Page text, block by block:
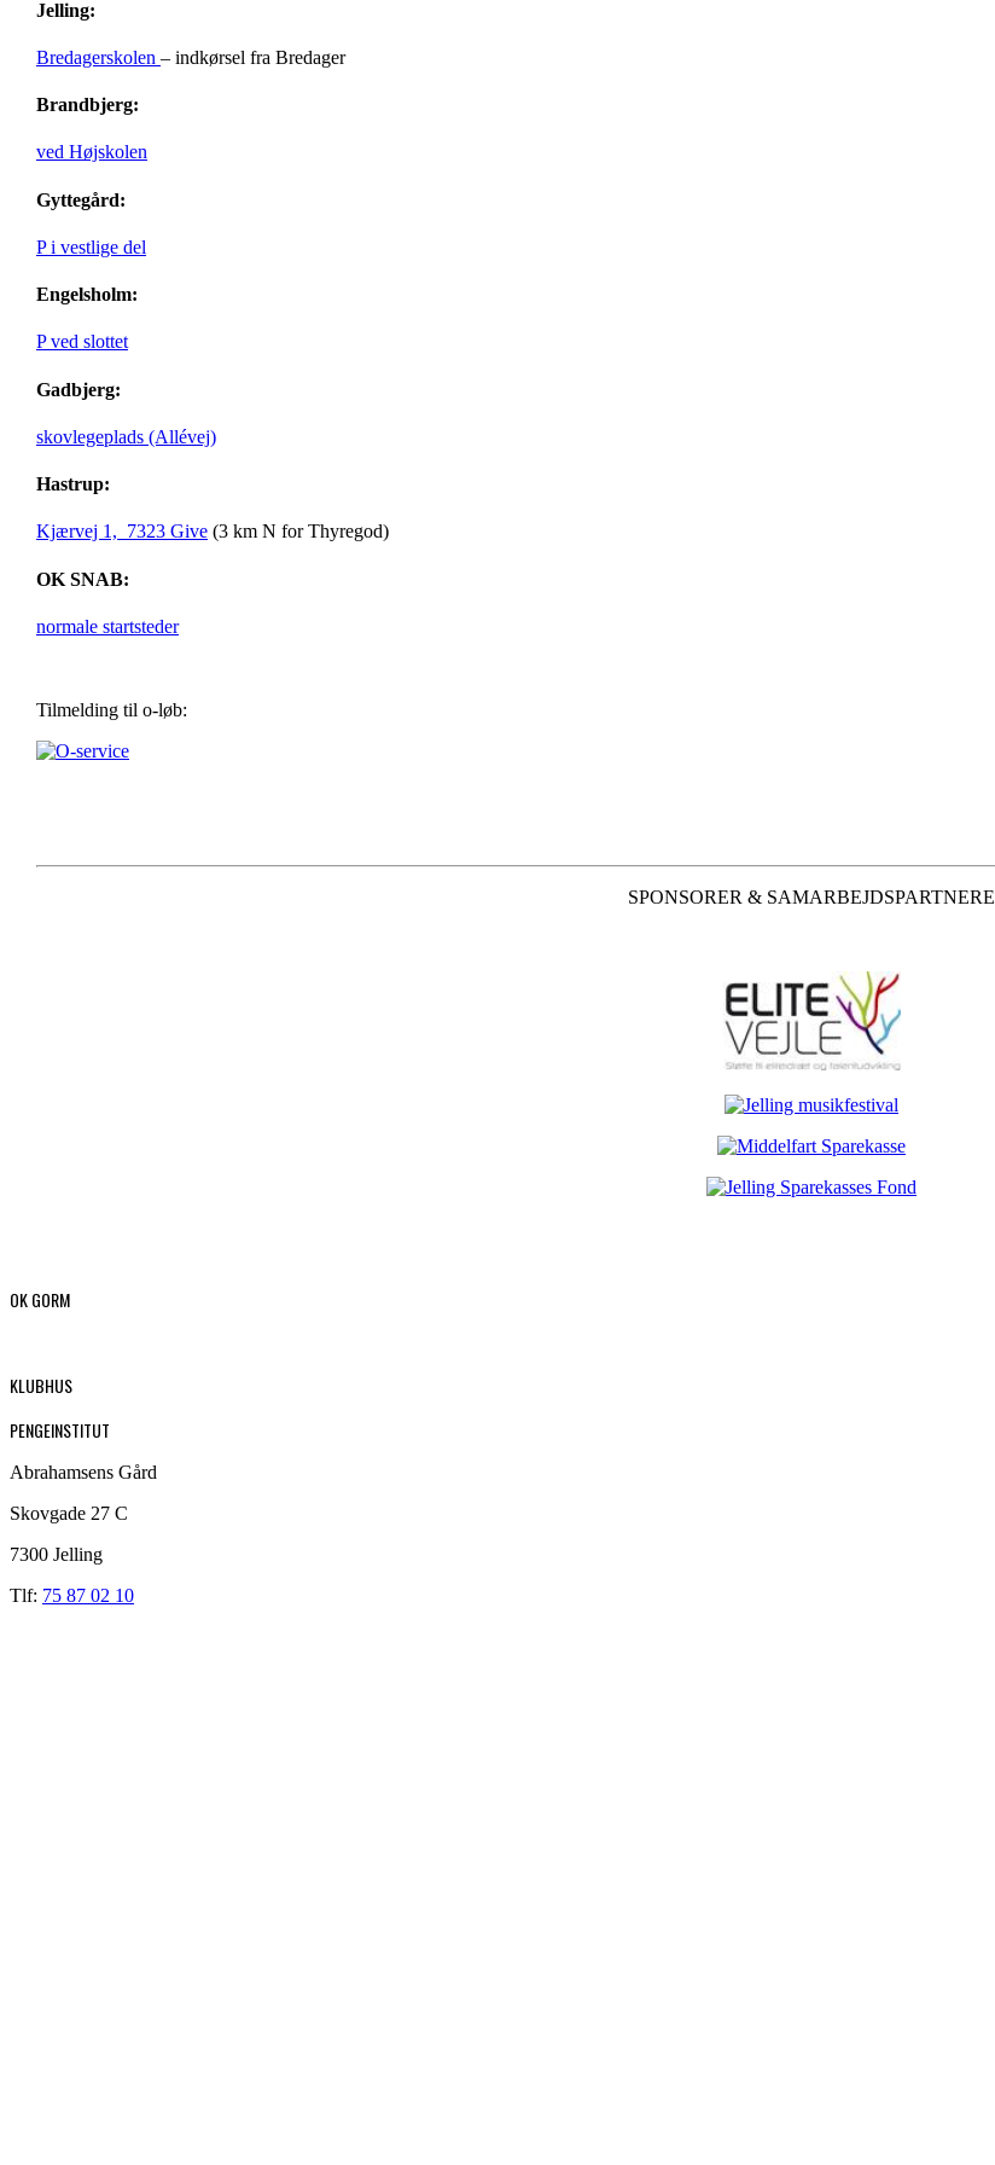
Jelling:
Bredagerskolen – indkørsel fra Bredager
Brandbjerg:
ved Højskolen
Gyttegård:
P i vestlige del
Engelsholm:
P ved slottet
Gadbjerg:
skovlegeplads (Allévej)
Hastrup:
Kjærvej 1, 7323 Give (3 km N for Thyregod)
OK SNAB:
normale startsteder
Tilmelding til o-løb:
SPONSORER & SAMARBEJDSPARTNERE
OK GORM
KLUBHUS
PENGEINSTITUT
Abrahamsens Gård
Skovgade 27 C
7300 Jelling
Tlf: 75 87 02 10